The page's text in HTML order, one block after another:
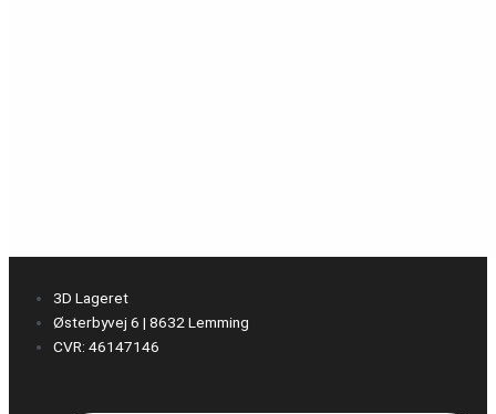
3D Lageret
Østerbyvej 6 | 8632 Lemming
CVR: 46147146